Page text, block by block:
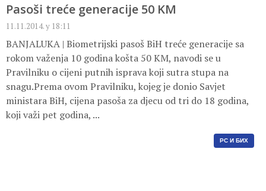
Pasoši treće generacije 50 KM
11.11.2014. у 18:11
BANJALUKA | Biometrijski pasoš BiH treće generacije sa
rokom važenja 10 godina košta 50 KM, navodi se u
Pravilniku o cijeni putnih isprava koji sutra stupa na
snagu.Prema ovom Pravilniku, kojeg je donio Savjet
ministara BiH, cijena pasoša za djecu od tri do 18 godina,
koji važi pet godina, ...
РС И БИХ